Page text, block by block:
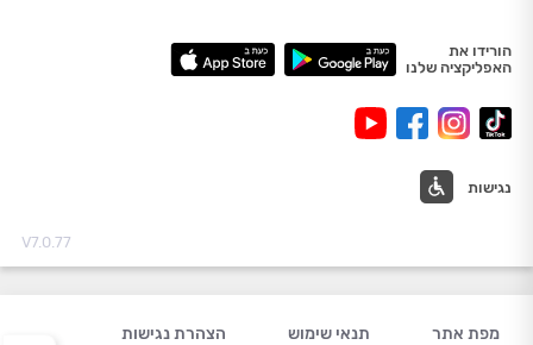
הורידו את
האפליקציה שלנו
נגישות
V7.0.77
מפת אתר תנאי שימוש הצהרת נגישות